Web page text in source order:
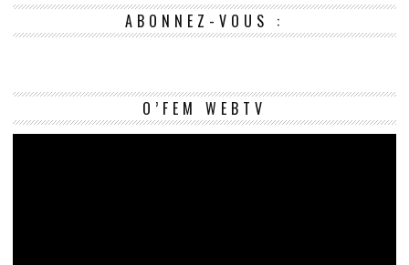
ABONNEZ-VOUS :
O’FEM WEBTV